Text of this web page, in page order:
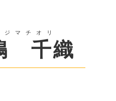
ジマチオリ
千織